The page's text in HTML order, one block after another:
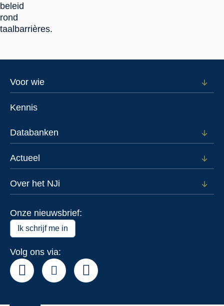
beleid
rond
taalbarrières.
Footer
Voor wie
Open
Kennis
Databanken
Open
voor
Actueel
Open
voor
Over het NJi
Open
Onze nieuwsbrief:
Ik schrijf me in
Volg ons via: